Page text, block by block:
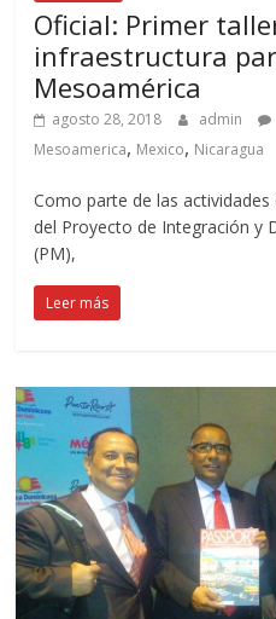
Oficial: Primer
infraestructura
Mesoamérica
agosto 28, 2018 admin
Mesoamerica, Mexico, Nicaragua
Como parte de las
del Proyecto de Integración y
(PM),
Leer más